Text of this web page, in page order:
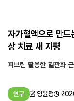
자가혈액으로 만
상 치료 새 지평
피브린 활용한 혈관화
연구 양윤정